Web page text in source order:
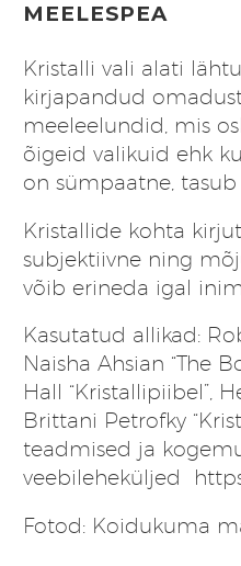
MEELESPEA
Kristalli vali alati
kirjapandud
meeleelundid, mis
õigeid valikuid ehk
on sümpaatne, tasub
Kristallide kohta
subjektiivne ning
võib erineda igal
Kasutatud allikad:
Naisha Ahsian “The
Hall “Kristallipiibel”,
Brittani Petrofky
teadmised ja
veebileheküljed
Fotod: Koidukuma